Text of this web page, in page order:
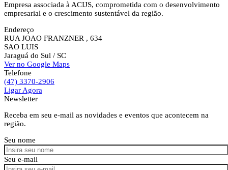
Empresa associada à ACIJS, comprometida com o desenvolvimento
empresarial e o crescimento sustentável da região.
Endereço
RUA JOAO FRANZNER , 634
SAO LUIS
Jaraguá do Sul / SC
Ver no Google Maps
Telefone
(47) 3370-2906
Ligar Agora
Newsletter
Receba em seu e-mail as novidades e eventos que acontecem na
região.
Seu nome
Seu e-mail